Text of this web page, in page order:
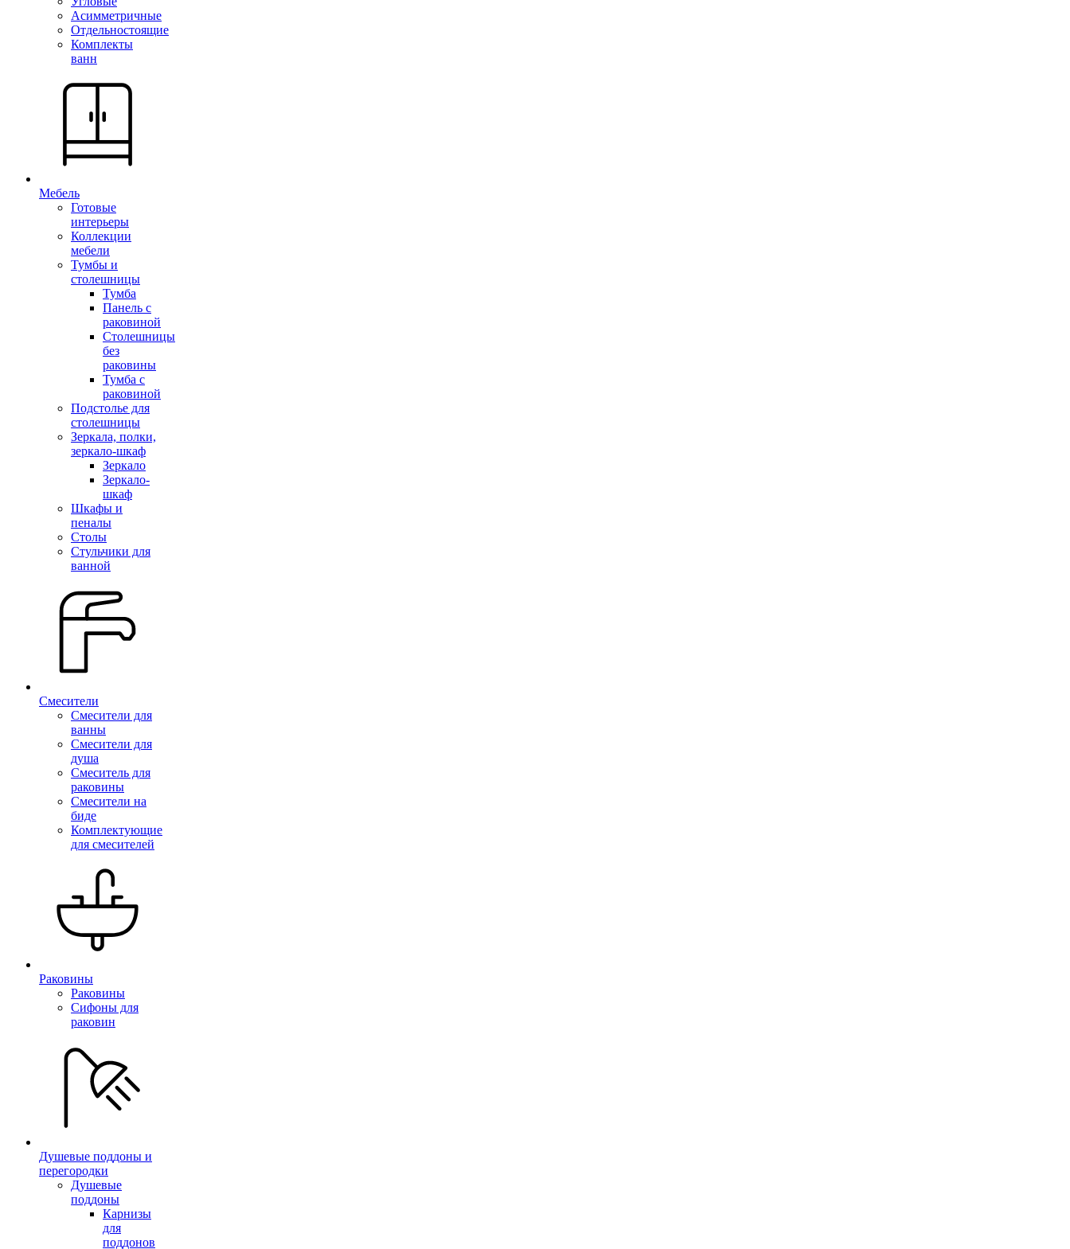
Асимметричные
Отдельностоящие
Комплекты
ванн
Мебель
Готовые
интерьеры
Коллекции
мебели
Тумбы и
столешницы
Тумба
Панель с
раковиной
Столешницы
без
раковины
Тумба с
раковиной
Подстолье для
столешницы
Зеркала, полки,
зеркало-шкаф
Зеркало
Зеркало-
шкаф
Шкафы и
пеналы
Столы
Стульчики для
ванной
Смесители
Смесители для
ванны
Смесители для
душа
Смеситель для
раковины
Смесители на
биде
Комплектующие
для смесителей
Раковины
Раковины
Сифоны для
раковин
Душевые поддоны и
перегородки
Душевые
поддоны
Карнизы
для
поддонов